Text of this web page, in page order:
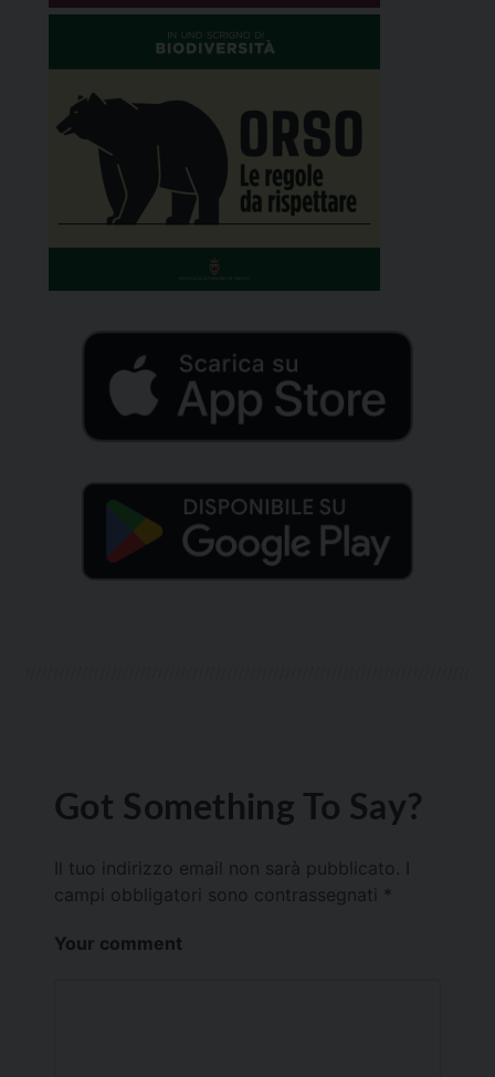
Got Something To Say?
Il tuo indirizzo email non sarà pubblicato.
campi obbligatori sono contrassegnati *
Your comment